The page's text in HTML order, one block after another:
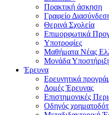
Πρακτική άσκηση
Γραφείο
Θερινά Σχολεία
Επιμορφωτικά
Υποτροφίες
Μαθήματα Νέας
Μονάδα
Έρευνα
Ερευνητικά
Δομές Έρευνας
Επιστημονικές
Οδηγός